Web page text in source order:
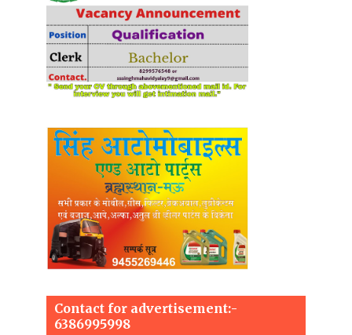
Contact for advertisement:-
6386995998